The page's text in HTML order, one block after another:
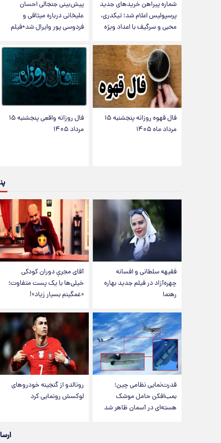
شماره پیراهن خریدهای جدید
پرسپولیس اعلام شد؛ تیکدری،
محبی و سرگیف با اعداد ویژه
پیش‌بینی جنجالی احسان
علیخانی درباره میثاقی و
فردوسی پور وایرال شد+فیلم
فال قهوه روزانه پنجشنبه ۱۵
مرداد ماه ۱۴۰۵
فال روزانه واقعی پنجشنبه ۱۵
مرداد ۱۴۰۵
فقیهه سلطانی و افسانه
چهره‌آزاد در فیلم جدید بهاره
رهنما
آقای مجریِ دوران کودکی
خیلی‌ها با یک پست متفاوت؛
«غمگینم بسیار زیاد»!
قدرت‌نمایی نظامی چین؛
بمب‌افکن حامل موشک
هسته‌ای در آسمان ظاهر شد
رونالدو از گنجینه خودروهای
لوکسش رونمایی کرد